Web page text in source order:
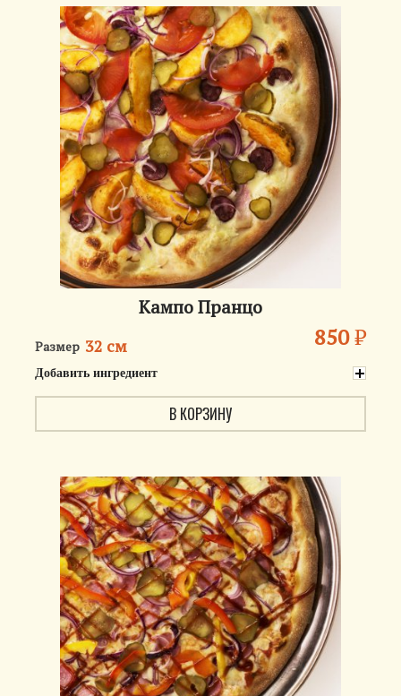
Кампо Пранцо
Размер 32 см 850₽
Добавить ингредиент
В КОРЗИНУ